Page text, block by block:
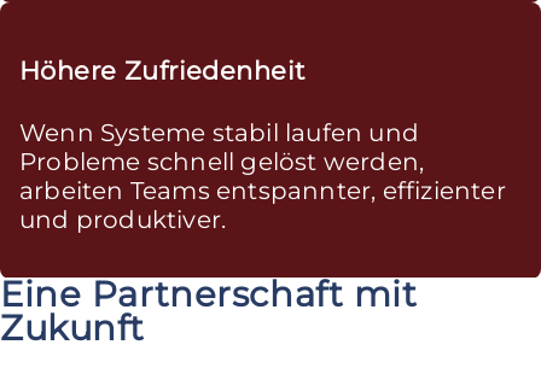
Höhere Zufriedenheit
Wenn Systeme stabil laufen und
Probleme schnell gelöst werden,
arbeiten Teams entspannter, effizienter
und produktiver.
Eine Partnerschaft mit
Zukunft